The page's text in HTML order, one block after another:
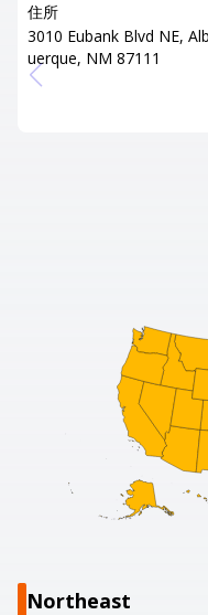
住所
3010 Eubank Blvd NE,
uerque, NM 87111
Northeast